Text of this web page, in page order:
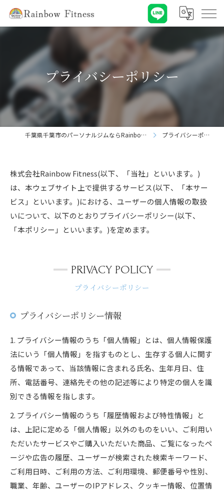
プライバシーポリシー
千葉県千葉市のパーソナルジムならRainbow Fitness プライバシーポリシー
株式会社Rainbow Fitness(以下、「当社」といいます。)
は、本ウェブサイト上で提供するサービス(以下、「本サー
ビス」といいます。)における、ユーザーの個人情報の取扱
いについて、以下のとおりプライバシーポリシー(以下、
「本ポリシー」といいます。)を定めます。
プライバシーポリシー
PRIVACY POLICY
プライバシーポリシー情報
1. プライバシー情報のうち「個人情報」とは、個人情報保護
法にいう「個人情報」を指すものとし、生存する個人に関す
る情報であって、当該情報に含まれる氏名、生年月日、住
所、電話番号、連絡先その他の記述等により特定の個人を識
別できる情報を指します。
2. プライバシー情報のうち「履歴情報および特性情報」と
は、上記に定める「個人情報」以外のものをいい、ご利用い
ただいたサービスやご購入いただいた商品、ご覧になったペ
ージや広告の履歴、ユーザーが検索された検索キーワード、
ご利用日時、ご利用の方法、ご利用環境、郵便番号や性別、
職業、年齢、ユーザーのIPアドレス、クッキー情報、位置情